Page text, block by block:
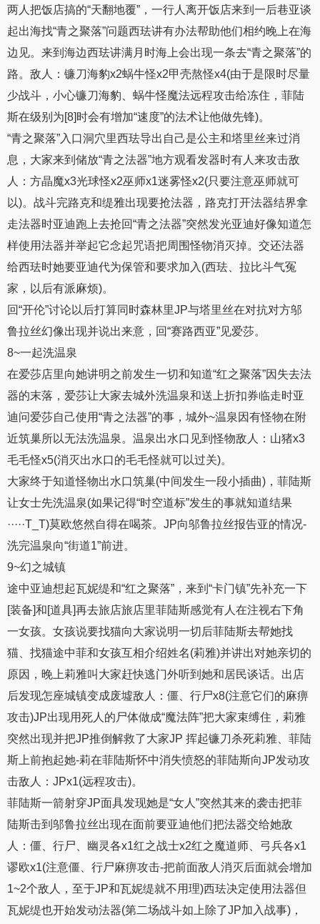
两人把饭店搞的“天翻地覆”，一行人离开饭店来到一后巷亚谈
起出海找“青之聚落”问题西珐讲有办法帮助他们相约晚上在海
边见。来到海边西珐讲满月时海上会出现一条去“青之聚落”的
路。敌人：镰刀海豹x2蜗牛怪x2甲壳熬怪x4(由于是限时尽量
少战斗，小心镰刀海豹、蜗牛怪魔法远程攻击给冻住，菲陆
斯在级别为[8]时会有增加“速度”的法术让他做先锋)。
“青之聚落”入口洞穴里西珐导出自己是公主和塔里丝来过消
息，大家来到储放“青之法器”地方观看发器时有人来攻击敌
人：方晶魔x3光球怪x2巫师x1迷雾怪x2(只要注意巫师就可
以)。战斗完路克和缇雅出现要抢法器，路克打开法器结界拿
走法器时亚迪跑上去抢回“青之法器”突然发光亚迪好像知道怎
样使用法器并举起它念起咒语把周围怪物消灭掉。交还法器
给西珐时她要亚迪代为保管和要求加入(西珐、拉比斗气冤
家，以后有派麻烦)。
回“开伦”讨论以后打算同时森林里JP与塔里丝在对抗对方邬
鲁拉丝幻像出现并说出来意，回“赛路西亚”见爱莎。
8~一起洗温泉
在爱莎店里向她讲明之前发生一切和知道“红之聚落”因失去法
器的末落，爱莎让大家去城外洗温泉和送上折扣券临走时亚
迪问爱莎自己使用“青之法器”的事，城外~温泉因有怪物在附
近筑巢所以无法洗温泉。温泉出水口见到怪物敌人：山猪x3
毛毛怪x5(消灭出水口的毛毛怪就可以过关)。
大家终于知道怪物出水口筑巢(中间发生一段小插曲)，菲陆斯
让女士先洗温泉(如果记得“时空道标”发生的事就知道结果
·····T_T)莫欧悠然自得在喝茶。JP向邬鲁拉丝报告亚的情况-
洗完温泉向“街道1”前进。
9~幻之城镇
途中亚迪想起瓦妮缇和“红之聚落”，来到“卡门镇”先补充一下
[装备]和[道具]再去旅店旅店里菲陆斯感觉有人在注视右下角
一女孩。女孩说要找猫向大家说明一切后菲陆斯去帮她找
猫、找猫途中菲和女孩互相介绍姓名(莉雅)并讲出对她亲切的
原因，晚上莉雅叫大家赶快逃门外听到她和居民谈话。出店
后发现怎座城镇变成废墟敌人：僵、行尸x8(注意它们的麻痹
攻击)JP出现用死人的尸体做成“魔法阵”把大家束缚住，莉雅
突然出现并把JP推倒解救了大家JP 挥起镰刀杀死莉雅、菲陆
斯上前抱起她-莉在菲陆斯怀中消失愤怒的菲陆斯向JP发动攻
击敌人：JPx1(远程攻击)。
菲陆斯一箭射穿JP面具发现她是“女人”突然其来的袭击把菲
陆斯击到邬鲁拉丝出现在面前要亚迪他们把法器交给她敌
人：僵、行尸、幽灵各x1红之战士x2红之魔道师、弓兵各x1
谬欧x1(注意僵、行尸麻痹攻击-把前面敌人消灭后面就会增加
1~2个敌人，至于JP和瓦妮缇就不用理)西珐决定使用法器但
瓦妮缇也开始发动法器(第二场战斗如上除了JP加入战事)，